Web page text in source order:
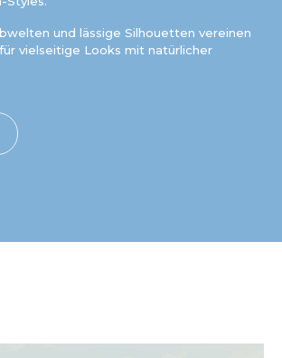
und lässige Silhouetten vereinen
vielseitige Looks mit natürlicher